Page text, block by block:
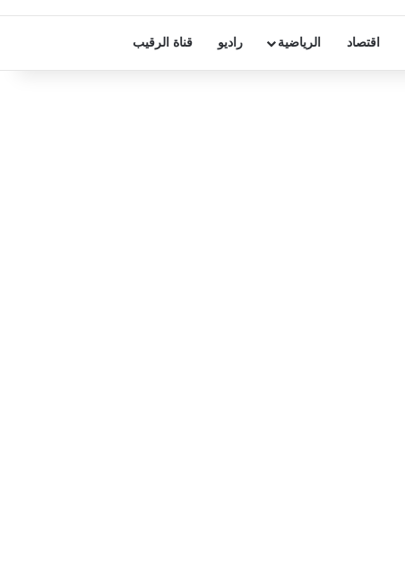
اقتصاد الرياضية راديو قناة الرقيب